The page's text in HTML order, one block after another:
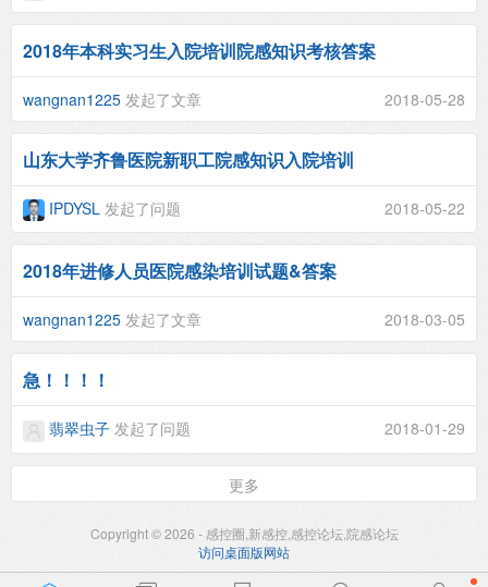
2018年本科实习生入院培训院感知识考核答案
wangnan1225 发起了文章 2018-05-28
山东大学齐鲁医院新职工院感知识入院培训
IPDYSL 发起了问题 2018-05-22
2018年进修人员医院感染培训试题&答案
wangnan1225 发起了文章 2018-03-05
急！！！！
翡翠虫子 发起了问题 2018-01-29
更多
Copyright © 2026 - 感控圈,新感控,感控论坛,院感论坛
访问桌面版网站